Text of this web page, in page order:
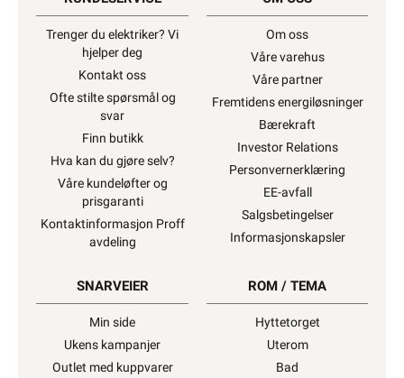
Trenger du elektriker? Vi
hjelper deg
Kontakt oss
Ofte stilte spørsmål og
svar
Finn butikk
Hva kan du gjøre selv?
Våre kundeløfter og
prisgaranti
Kontaktinformasjon Proff
avdeling
Om oss
Våre varehus
Våre partner
Fremtidens energiløsninger
Bærekraft
Investor Relations
Personvernerklæring
EE-avfall
Salgsbetingelser
Informasjonskapsler
SNARVEIER
Min side
Ukens kampanjer
Outlet med kuppvarer
ROM / TEMA
Hyttetorget
Uterom
Bad